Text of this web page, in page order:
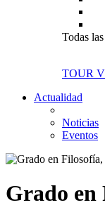
Todas
TOUR
Actualidad
Noticias
Eventos
Grado en